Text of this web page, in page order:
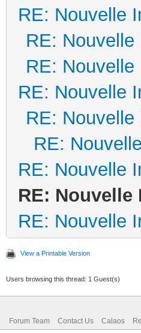
RE: Nouvelle
RE:
RE:
RE: Nouvelle
RE:
RE:
RE: Nouvelle
RE: Nouvelle
RE: Nouvelle
View a Printable Version
Users browsing this thread: 1 Guest(s)
Forum Team Contact Us Calaos